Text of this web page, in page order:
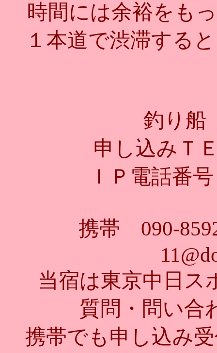
時間には余裕をも
１本道で渋滞する
釣り
申し込みＴ
ＩＰ電話番
携帯 090-
当宿は東京中日ス
質問・問い合
携帯でも申し込み